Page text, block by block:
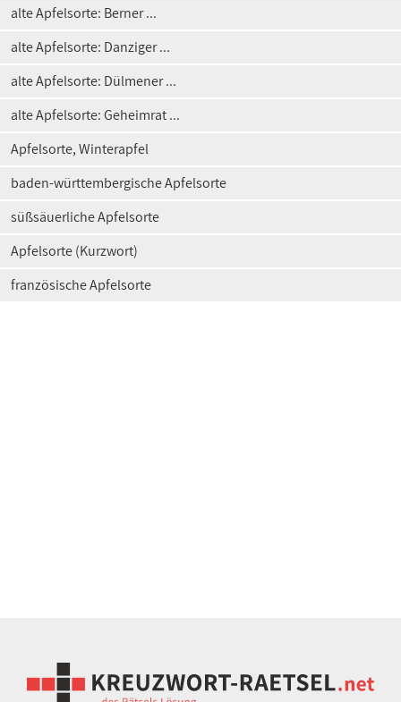
alte Apfelsorte: Berner ...
alte Apfelsorte: Danziger ...
alte Apfelsorte: Dülmener ...
alte Apfelsorte: Geheimrat ...
Apfelsorte, Winterapfel
baden-württembergische Apfelsorte
süßsäuerliche Apfelsorte
Apfelsorte (Kurzwort)
französische Apfelsorte